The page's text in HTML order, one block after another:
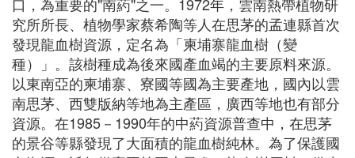
究所所長、植物學家蔡希陶等人在思茅的孟連縣首次
發現龍血樹資源，定名為「柬埔寨龍血樹（變
種）」。該樹種成為後來國產血竭的主要原料來源。
以東南亞的柬埔寨、寮國等國為主要產地，國內以雲
南思茅、西雙版納等地為主產區，廣西等地也有部分
資源。在1985－1990年的中葯資源普查中，在思茅
的景谷等縣發現了大面積的龍血樹純林。為了保護國